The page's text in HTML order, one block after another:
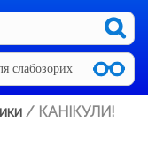
слабозорих
/ КАНІКУЛИ!